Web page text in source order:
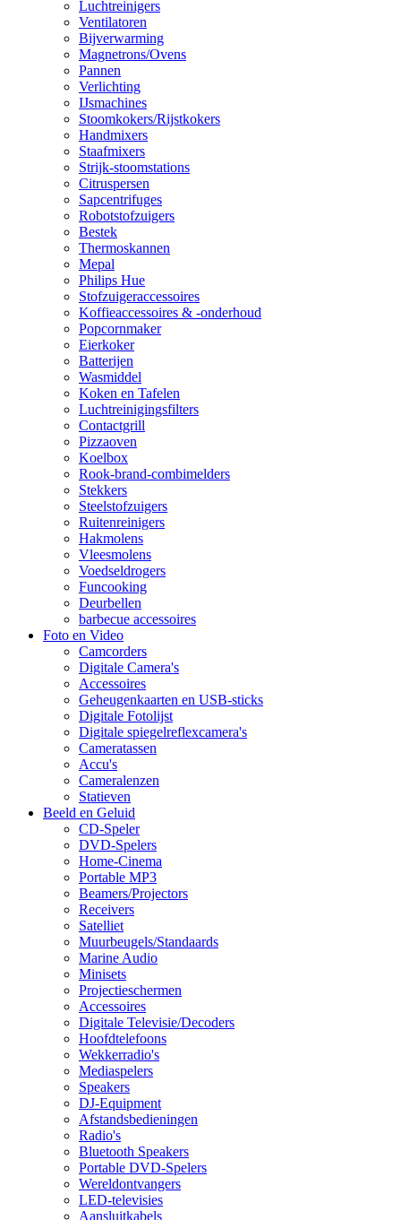
Luchtreinigers
Ventilatoren
Bijverwarming
Magnetrons/Ovens
Pannen
Verlichting
IJsmachines
Stoomkokers/Rijstkokers
Handmixers
Staafmixers
Strijk-stoomstations
Citruspersen
Sapcentrifuges
Robotstofzuigers
Bestek
Thermoskannen
Mepal
Philips Hue
Stofzuigeraccessoires
Koffieaccessoires & -onderhoud
Popcornmaker
Eierkoker
Batterijen
Wasmiddel
Koken en Tafelen
Luchtreinigingsfilters
Contactgrill
Pizzaoven
Koelbox
Rook-brand-combimelders
Stekkers
Steelstofzuigers
Ruitenreinigers
Hakmolens
Vleesmolens
Voedseldrogers
Funcooking
Deurbellen
barbecue accessoires
Foto en Video
Camcorders
Digitale Camera's
Accessoires
Geheugenkaarten en USB-sticks
Digitale Fotolijst
Digitale spiegelreflexcamera's
Cameratassen
Accu's
Cameralenzen
Statieven
Beeld en Geluid
CD-Speler
DVD-Spelers
Home-Cinema
Portable MP3
Beamers/Projectors
Receivers
Satelliet
Muurbeugels/Standaards
Marine Audio
Minisets
Projectieschermen
Accessoires
Digitale Televisie/Decoders
Hoofdtelefoons
Wekkerradio's
Mediaspelers
Speakers
DJ-Equipment
Afstandsbedieningen
Radio's
Bluetooth Speakers
Portable DVD-Spelers
Wereldontvangers
LED-televisies
Aansluitkabels